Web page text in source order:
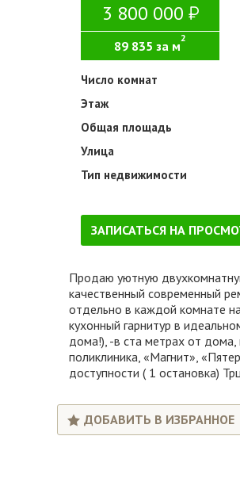
3 800 000
89 835 за м
2
Число комнат
Этаж
Общая площадь
Улица
Тип недвижимости
ЗАПИСАТЬСЯ НА
Продаю уютную
качественный современный
отдельно в каждой комнате
кухонный гарнитур в
дома!), -в ста метрах от
поликлиника, «Магнит»,
доступности ( 1 остановка)
ДОБАВИТЬ В ИЗБРАННОЕ